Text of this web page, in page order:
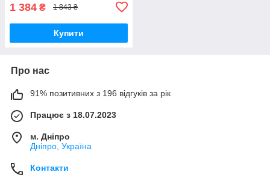
1 384 ₴ 1 843 ₴
Купити
Про нас
91% позитивних з 196 відгуків за рік
Працює з 18.07.2023
м. Дніпро
Дніпро, Україна
Контакти